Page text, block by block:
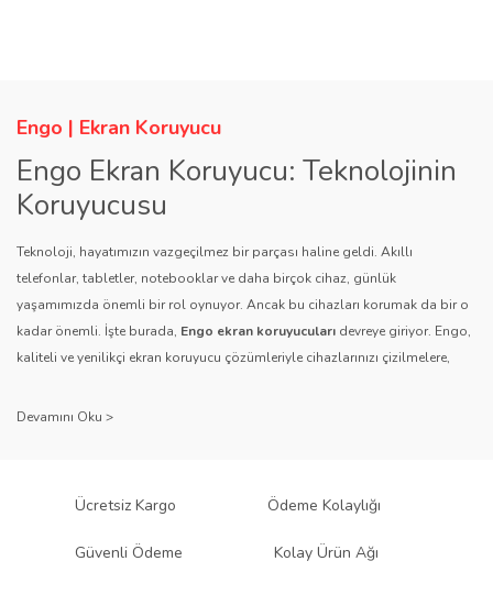
Engo | Ekran Koruyucu
Engo Ekran Koruyucu: Teknolojinin
Koruyucusu
Teknoloji, hayatımızın vazgeçilmez bir parçası haline geldi. Akıllı
telefonlar, tabletler, notebooklar ve daha birçok cihaz, günlük
yaşamımızda önemli bir rol oynuyor. Ancak bu cihazları korumak da bir o
kadar önemli. İşte burada, Engo ekran koruyucuları devreye giriyor. Engo,
kaliteli ve yenilikçi ekran koruyucu çözümleriyle cihazlarınızı çizilmelere,
sağlıyor.
Engo ekran koruyucuları
, uzun yıllara dayanan tecrübesi ve teknolojiye
ürününü titiz bir kalite kontrol sürecinden geçirir. Kullanıcı dostu tasarımı
Ücretsiz Kargo Ödeme Kolaylığı
Güvenli Ödeme Kolay Ürün Ağı